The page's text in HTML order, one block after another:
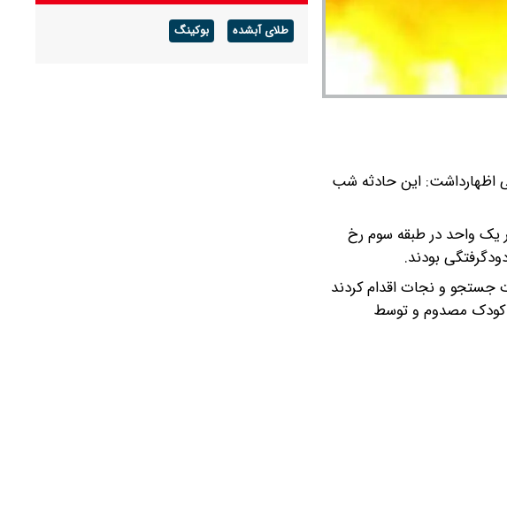
اظهارداشت: این حادثه شب
در یک واحد در طبقه سوم رخ
جستجو و نجات اقدام کردند
راه پله جان خود را از دست داده و ۳ نفر از جمله یک کودک مصدوم و توسط
پیش بینی هوای مشهد فردا شنبه ۱۷ مرداد/ افزایش
دما از روز سه شنبه
طلای آبشده بوکینگ